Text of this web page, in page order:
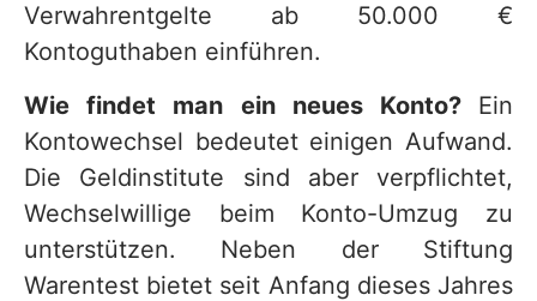
Verwahrentgelte ab 50.000 €
Kontoguthaben einführen.
Wie findet man ein neues Konto? Ein
Kontowechsel bedeutet einigen Aufwand.
Die Geldinstitute sind aber verpflichtet,
Wechselwillige beim Konto-Umzug zu
unterstützen. Neben der Stiftung
Warentest bietet seit Anfang dieses Jahres